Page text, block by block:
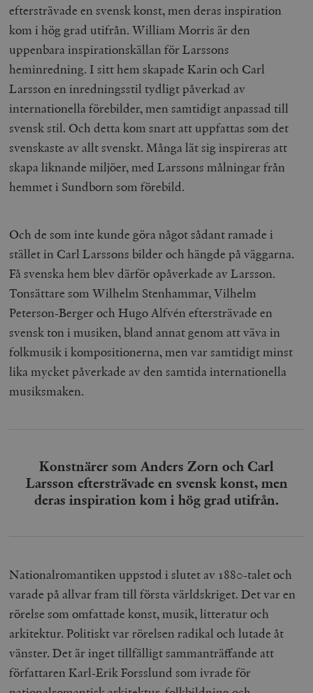
eftersträvade en svensk konst, men deras inspiration
kom i hög grad utifrån. William Morris är den
uppenbara inspirationskällan för Larssons
heminredning. I sitt hem skapade Karin och Carl
Larsson en inredningsstil tydligt påverkad av
internationella förebilder, men samtidigt anpassad till
svensk stil. Och detta kom snart att uppfattas som det
svenskaste av allt svenskt. Många lät sig inspireras att
skapa liknande miljöer, med Larssons målningar från
hemmet i Sundborn som förebild.
Och de som inte kunde göra något sådant ramade i
stället in Carl Larssons bilder och hängde på väggarna.
Få svenska hem blev därför opåverkade av Larsson.
Tonsättare som Wilhelm Stenhammar, Vilhelm
Peterson-Berger och Hugo Alfvén eftersträvade en
svensk ton i musiken, bland annat genom att väva in
folkmusik i kompositionerna, men var samtidigt minst
lika mycket påverkade av den samtida internationella
musiksmaken.
Konstnärer som Anders Zorn och Carl
Larsson eftersträvade en svensk konst, men
deras inspiration kom i hög grad utifrån.
Nationalromantiken uppstod i slutet av 1880-talet och
varade på allvar fram till första världskriget. Det var en
rörelse som omfattade konst, musik, litteratur och
arkitektur. Politiskt var rörelsen radikal och lutade åt
vänster. Det är inget tillfälligt sammanträffande att
författaren Karl-Erik Forsslund som ivrade för